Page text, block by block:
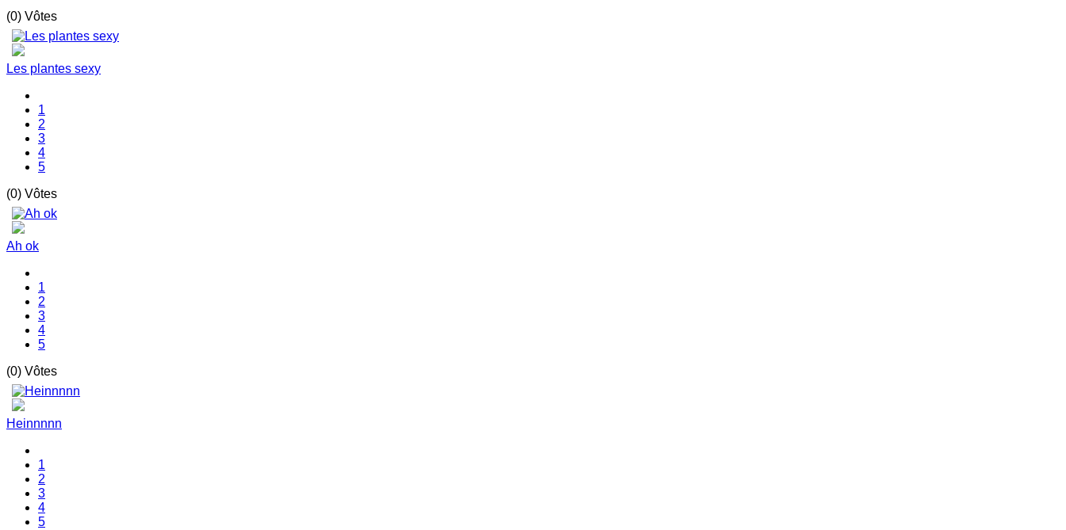
(0) Vôtes
Les plantes sexy
1
2
3
4
5
(0) Vôtes
Ah ok
1
2
3
4
5
(0) Vôtes
Heinnnnn
1
2
3
4
5